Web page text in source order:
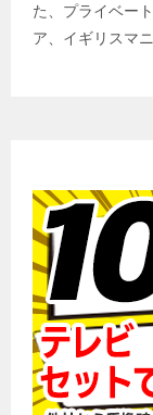
た、プライベー
ア、イギリスマ